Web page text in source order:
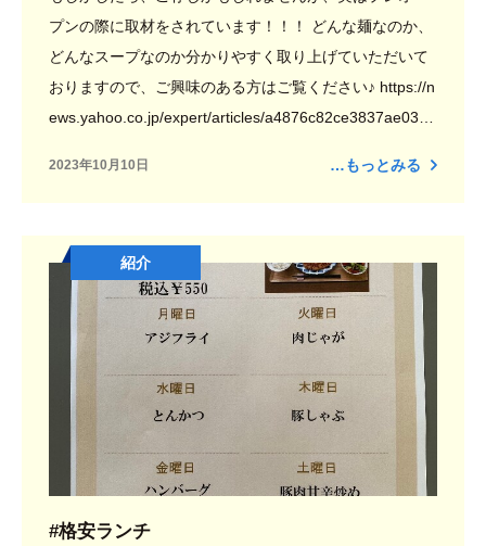
プンの際に取材をされています！！！ どんな麺なのか、
どんなスープなのか分かりやすく取り上げていただいて
おりますので、ご興味のある方はご覧ください♪ https://n
ews.yahoo.co.jp/expert/articles/a4876c82ce3837ae0325
－２セキレイマンション１階 ０９４２－６４－８５９２
2023年10月10日 …もっとみる
紹介
#格安ランチ